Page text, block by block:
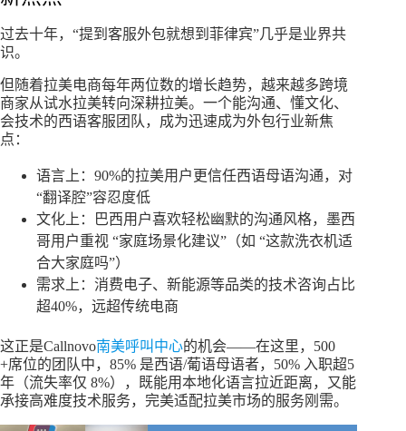
过去十年，“提到客服外包就想到菲律宾”几乎是业界共
识。
但随着拉美电商每年两位数的增长趋势，越来越多跨境
商家从试水拉美转向深耕拉美。一个能沟通、懂文化、
会技术的西语客服团队，成为迅速成为外包行业新焦
点：
语言上：90%的拉美用户更信任西语母语沟通，对
“翻译腔”容忍度低
文化上：巴西用户喜欢轻松幽默的沟通风格，墨西
哥用户重视 “家庭场景化建议”（如 “这款洗衣机适
合大家庭吗”）
需求上：消费电子、新能源等品类的技术咨询占比
超40%，远超传统电商
这正是Callnovo南美呼叫中心的机会——在这里，500
+席位的团队中，85% 是西语/葡语母语者，50% 入职超5
年（流失率仅 8%），既能用本地化语言拉近距离，又能
承接高难度技术服务，完美适配拉美市场的服务刚需。